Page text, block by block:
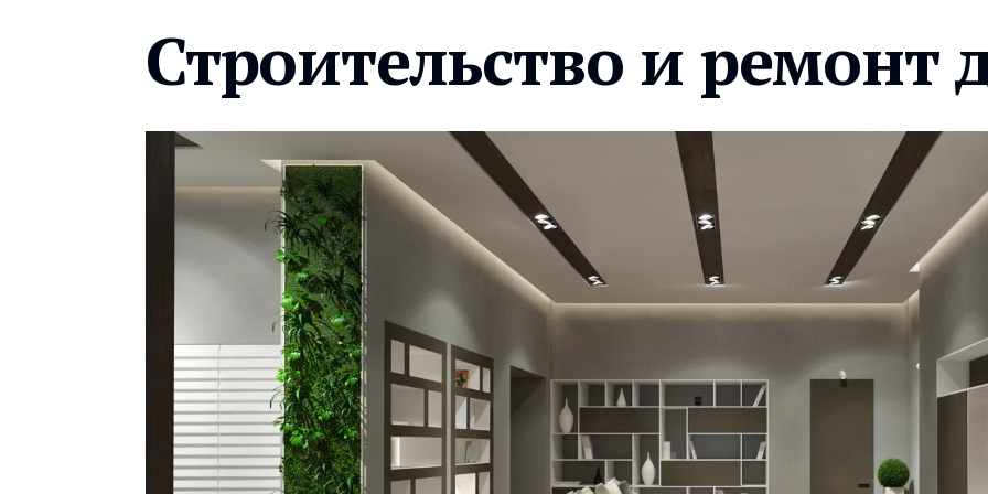
Строительство и ремонт